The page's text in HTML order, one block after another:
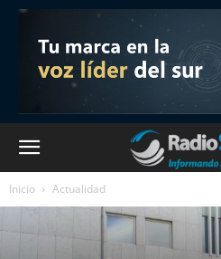
Inicio Actualidad